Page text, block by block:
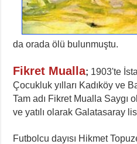
da orada ölü bulunmuştu.
Fikret Mualla; 1903'te
Çocukluk yılları Kadıköy ve
Tam adı Fikret Mualla Saygı
ve yatılı olarak Galatasaray
Futbolcu dayısı Hikmet